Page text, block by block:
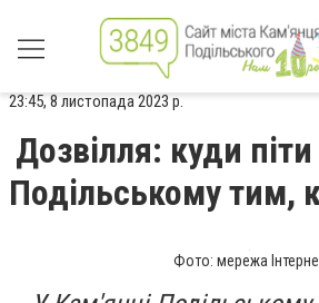
23:45, 8 листопада 2023 р.
Дозвілля: куди
Подільському тим,
Фото: мережа